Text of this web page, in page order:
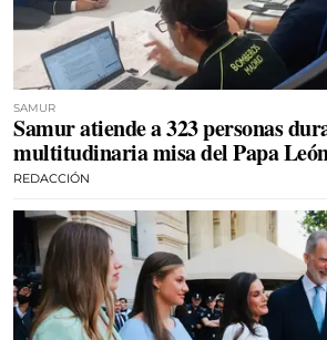
SAMUR
Samur atiende a 323 personas
multitudinaria misa del Papa
REDACCIÓN